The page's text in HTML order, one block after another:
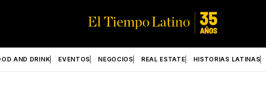
AND DRINK EVENTOS NEGOCIOS REAL ESTATE HISTORIAS LATINAS